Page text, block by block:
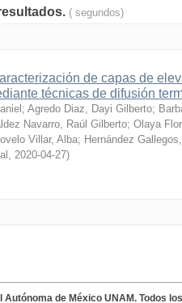
( segundos)
de capas de
técnicas de difusión
; Agredo Diaz, Dayi Gilberto;
Navarro, Raúl Gilberto; Olaya
Villar, Alba; Hernández
, 2020-04-27)
Autónoma de México UNAM. Todos